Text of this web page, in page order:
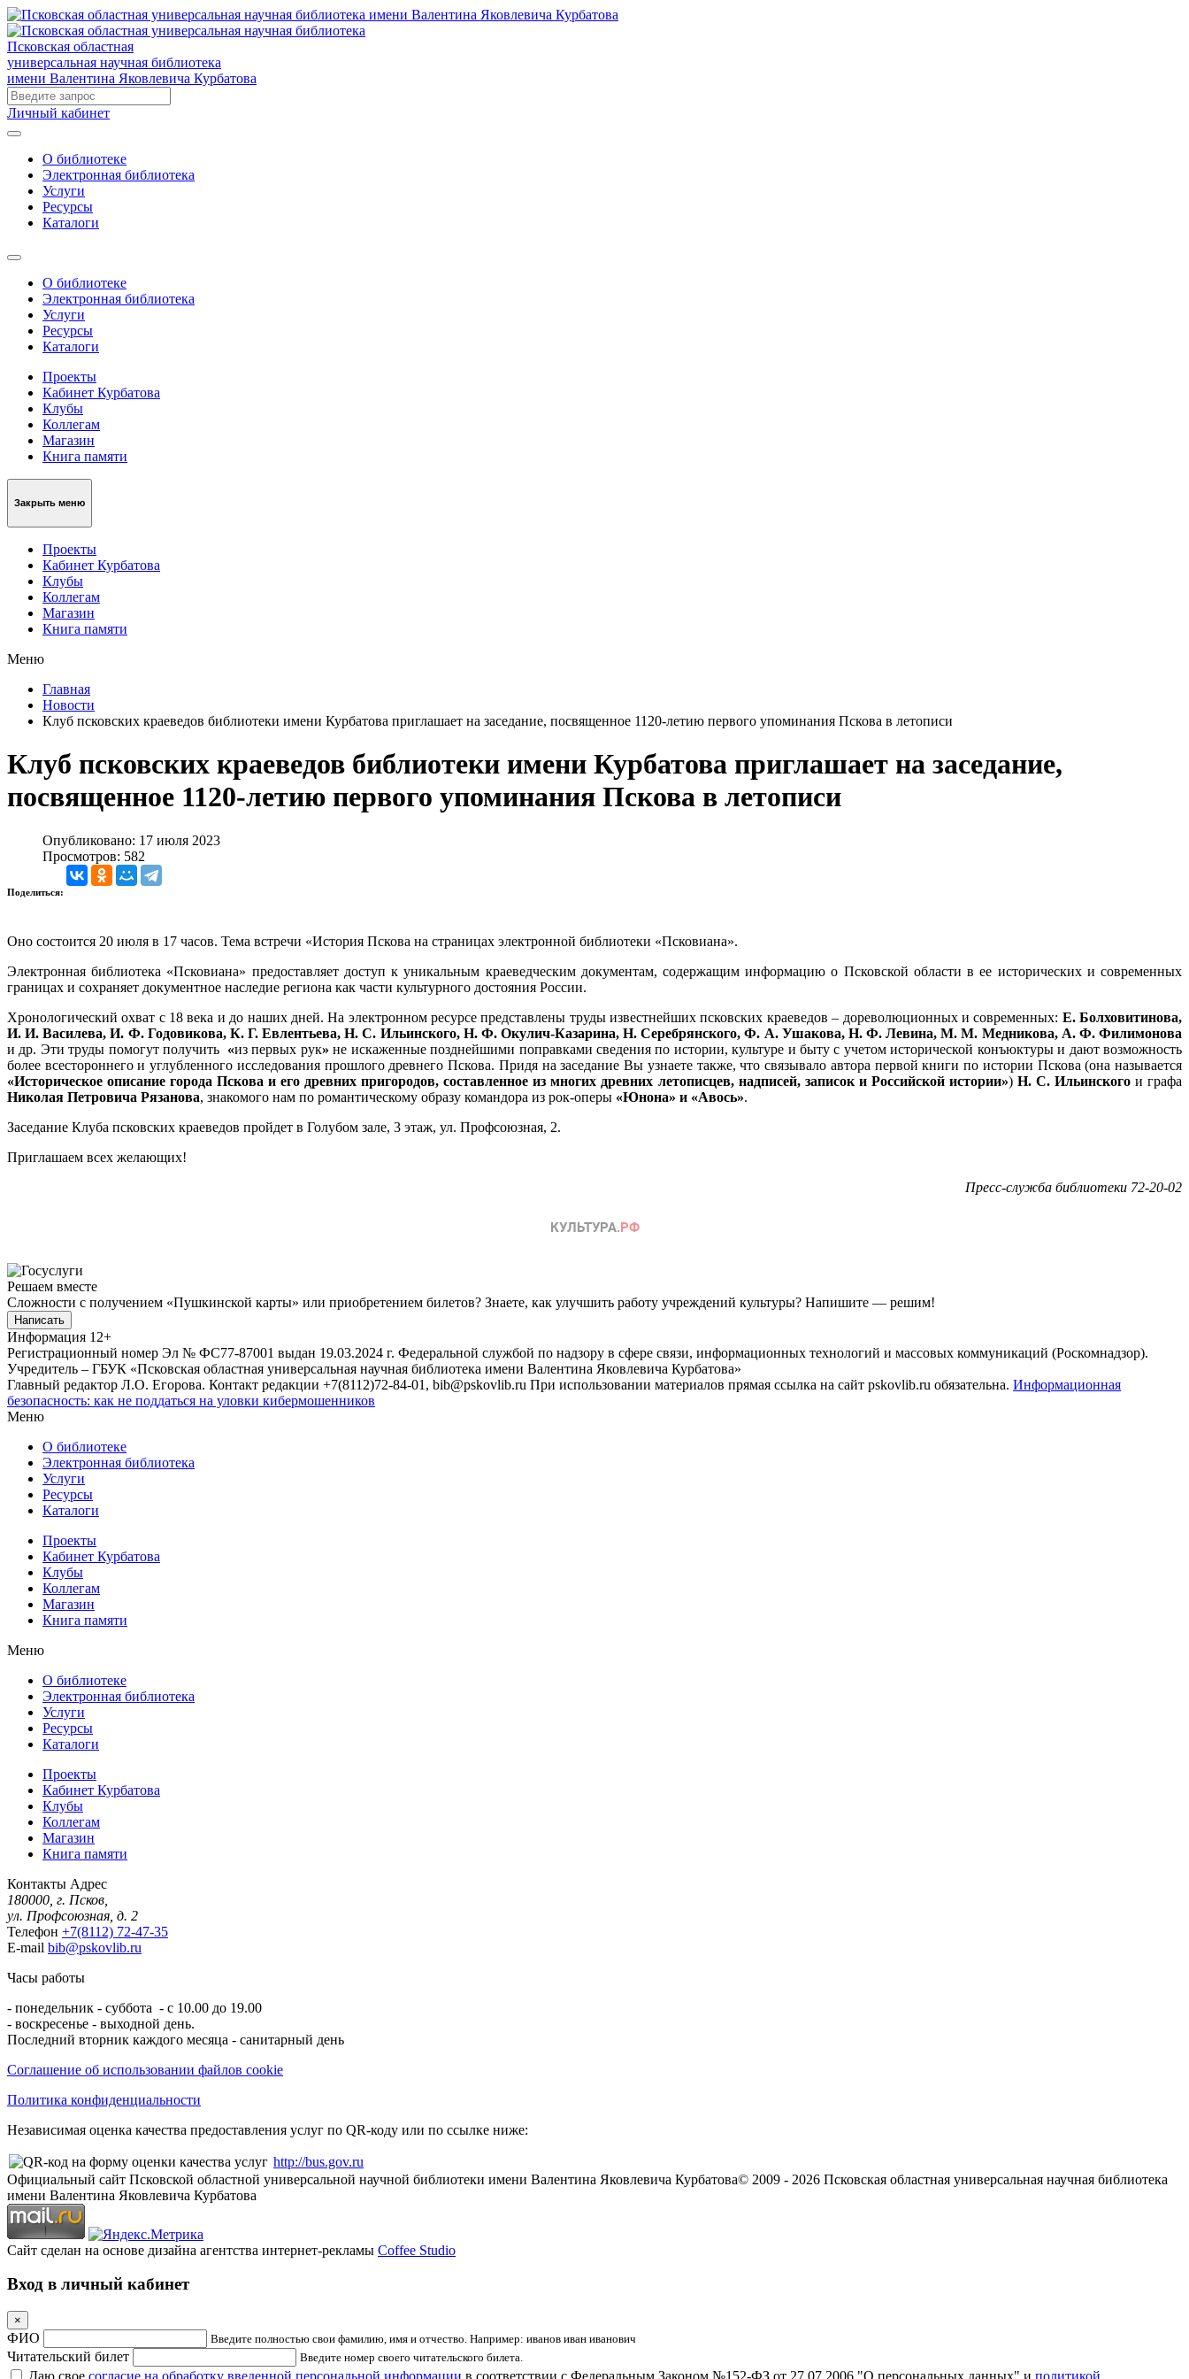
Псковская областная
универсальная научная библиотека
имени Валентина Яковлевича Курбатова
Личный кабинет
О библиотеке
Электронная библиотека
Услуги
Ресурсы
Каталоги
О библиотеке
Электронная библиотека
Услуги
Ресурсы
Каталоги
Проекты
Кабинет Курбатова
Клубы
Коллегам
Магазин
Книга памяти
Закрыть меню
Проекты
Кабинет Курбатова
Клубы
Коллегам
Магазин
Книга памяти
Меню
Главная
Новости
Клуб псковских краеведов библиотеки имени Курбатова приглашает на заседание, посвященное 1120-летию первого упоминания Пскова в летописи
Клуб псковских краеведов библиотеки имени Курбатова приглашает на заседание,
посвященное 1120-летию первого упоминания Пскова в летописи
Опубликовано: 17 июля 2023
Просмотров: 582
Поделиться:
Оно состоится 20 июля в 17 часов. Тема встречи «История Пскова на страницах электронной библиотеки «Псковиана».
Электронная библиотека «Псковиана» предоставляет доступ к уникальным краеведческим документам, содержащим информацию о Псковской области в ее исторических и современных
границах и сохраняет документное наследие региона как части культурного достояния России.
Хронологический охват с 18 века и до наших дней. На электронном ресурсе представлены труды известнейших псковских краеведов – дореволюционных и современных: Е. Болховитинова,
И. И. Василева, И. Ф. Годовикова, К. Г. Евлентьева, Н. С. Ильинского, Н. Ф. Окулич-Казарина, Н. Серебрянского, Ф. А. Ушакова, Н. Ф. Левина, М. М. Медникова, А. Ф. Филимонова
и др. Эти труды помогут получить «из первых рук» не искаженные позднейшими поправками сведения по истории, культуре и быту с учетом исторической конъюктуры и дают возможность
более всестороннего и углубленного исследования прошлого древнего Пскова. Придя на заседание Вы узнаете также, что связывало автора первой книги по истории Пскова (она называется
«Историческое описание города Пскова и его древних пригородов, составленное из многих древних летописцев, надписей, записок и Российской истории») Н. С. Ильинскогои графа
Николая Петровича Рязанова, знакомого нам по романтическому образу командора из рок-оперы «Юнона» и «Авось».
Заседание Клуба псковских краеведов пройдет в Голубом зале, 3 этаж, ул. Профсоюзная, 2.
Приглашаем всех желающих!
Пресс-служба библиотеки 72-20-02
Решаем вместе
Сложности с получением «Пушкинской карты» или приобретением билетов? Знаете, как улучшить работу учреждений культуры? Напишите — решим!
Написать
Информация 12+
Регистрационный номер Эл № ФС77-87001 выдан 19.03.2024 г. Федеральной службой по надзору в сфере связи, информационных технологий и массовых коммуникаций (Роскомнадзор).
Учредитель – ГБУК «Псковская областная универсальная научная библиотека имени Валентина Яковлевича Курбатова»
Главный редактор Л.О. Егорова. Контакт редакции +7(8112)72-84-01, bib@pskovlib.ru При использовании материалов прямая ссылка на сайт pskovlib.ru обязательна. Информационная
безопасность: как не поддаться на уловки кибермошенников
Меню
О библиотеке
Электронная библиотека
Услуги
Ресурсы
Каталоги
Проекты
Кабинет Курбатова
Клубы
Коллегам
Магазин
Книга памяти
Меню
О библиотеке
Электронная библиотека
Услуги
Ресурсы
Каталоги
Проекты
Кабинет Курбатова
Клубы
Коллегам
Магазин
Книга памяти
Контакты Адрес
180000, г. Псков,
ул. Профсоюзная, д. 2
Телефон +7(8112) 72-47-35
E-mail bib@pskovlib.ru
Часы работы
- понедельник - суббота - с 10.00 до 19.00
- воскресенье - выходной день.
Последний вторник каждого месяца - санитарный день
Соглашение об использовании файлов cookie
Политика конфиденциальности
Независимая оценка качества предоставления услуг по QR-коду или по ссылке ниже:
http://bus.gov.ru
Официальный сайт Псковской областной универсальной научной библиотеки имени Валентина Яковлевича Курбатова© 2009 - 2026 Псковская областная универсальная научная библиотека
имени Валентина Яковлевича Курбатова
Сайт сделан на основе дизайна агентства интернет-рекламы Coffee Studio
Вход в личный кабинет
×
ФИО Введите полностью свои фамилию, имя и отчество. Например: иванов иван иванович
Читательский билет Введите номер своего читательского билета.